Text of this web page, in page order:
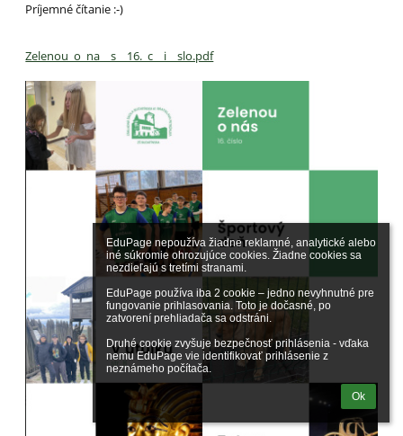
EduPage nepoužíva žiadne reklamné, analytické alebo
iné súkromie ohrozujúce cookies. Žiadne cookies sa
nezdieľajú s tretími stranami.
EduPage používa iba 2 cookie – jedno nevyhnutné pre
fungovanie prihlasovania. Toto je dočasné, po
zatvorení prehliadača sa odstráni.
Druhé cookie zvyšuje bezpečnosť prihlásenia - vďaka
nemu EduPage vie identifikovať prihlásenie z
neznámeho počítača.
Ok
Príjemné čítanie :-)
Zelenou_o_na__s__16._c__i__slo.pdf